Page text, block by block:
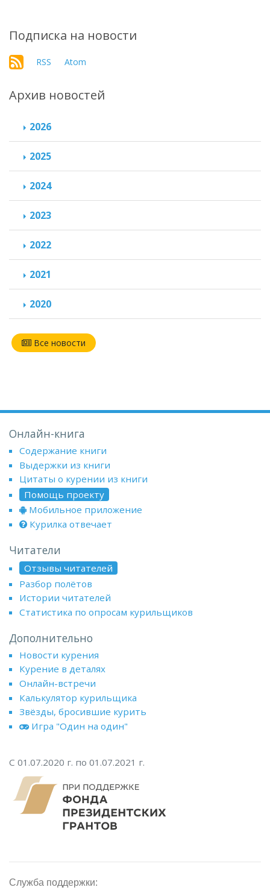
Подписка на новости
RSS Atom
Архив новостей
2026
2025
2024
2023
2022
2021
2020
Все новости
Онлайн-книга
Содержание книги
Выдержки из книги
Цитаты о курении из книги
Помощь проекту
Мобильное приложение
Курилка отвечает
Читатели
Отзывы читателей
Разбор полётов
Истории читателей
Статистика по опросам курильщиков
Дополнительно
Новости курения
Курение в деталях
Онлайн-встречи
Калькулятор курильщика
Звёзды, бросившие курить
Игра "Один на один"
С 01.07.2020 г. по 01.07.2021 г.
Служба поддержки: